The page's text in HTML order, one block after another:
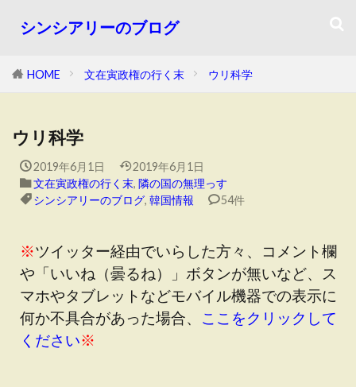
シンシアリーのブログ
HOME 文在寅政権の行く末 ウリ科学
ウリ科学
2019年6月1日
2019年6月1日
文在寅政権の行く末, 隣の国の無理っす
シンシアリーのブログ, 韓国情報 54件
※ツイッター経由でいらした方々、コメント欄
や「いいね（曇るね）」ボタンが無いなど、ス
マホやタブレットなどモバイル機器での表示に
何か不具合があった場合、 ここをクリックして
ください※